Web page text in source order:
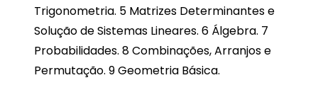
Trigonometria. 5 Matrizes Determinantes e
Solução de Sistemas Lineares. 6 Álgebra. 7
Probabilidades. 8 Combinações, Arranjos e
Permutação. 9 Geometria Básica.